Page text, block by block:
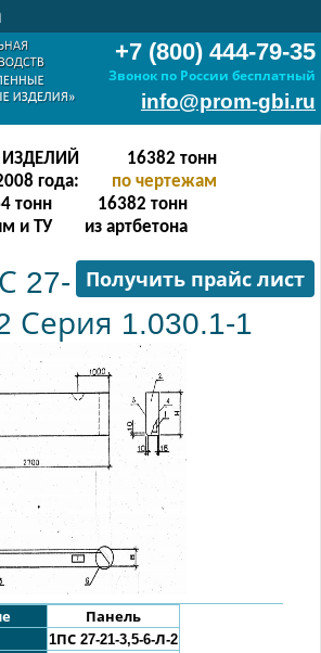
+7 (800) 444-79-35
Звонок по России бесплатный
info@prom-gbi.ru
года:
32766 тонн
по чертежам
тонн
и ТУ
32766 тонн
из артбетона
Получить прайс лист
27-
Серия 1.030.1-1
Панель
1ПС 27-21-3,5-6-Л-2